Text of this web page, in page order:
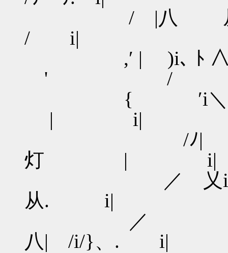
/ |八 从ﾙNV
/ i|
,′ | )i､
' / |
{ ′i
| i|
/ﾉ| ｉ
灯 | i|
／ 乂i! :|
从. i|
／ ..＼
八| /i/}、. i|